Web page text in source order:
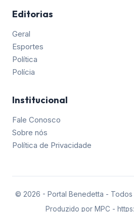
Editorias
Geral
Esportes
Política
Polícia
Institucional
Fale Conosco
Sobre nós
Política de Privacidade
© 2026 - Portal Benedetta -
Produzido por MPC -